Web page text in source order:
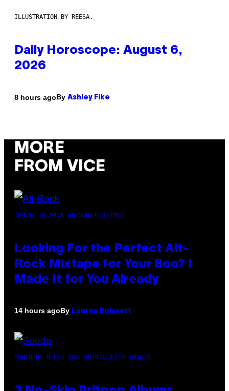
ILLUSTRATION BY REESA.
Daily Horoscope: August 6,
2026
8 hours agoBy Ashley Fike
MORE
FROM VICE
(PHOTO BY MICK HUTSON/REDFERNS)
Looking For the Perfect Alt-
Rock Mixtape for Your Boo? I
Made It for You Already
14 hours agoBy Lauren Boisvert
PHOTO BY NIELS VAN IPEREN/GETTY IMAGES